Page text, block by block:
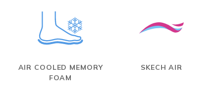
AIR COOLED MEMORY
FOAM
SKECH AIR